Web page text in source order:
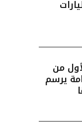
باستثمارات 3 مليارات
من
يرسم